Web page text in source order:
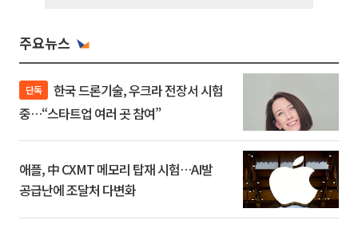
주요뉴스
단독
중…“스타트업 여러 곳 참여”
애플, 中 CXMT 메모리 탑재 시험…AI발
공급난에 조달처 다변화